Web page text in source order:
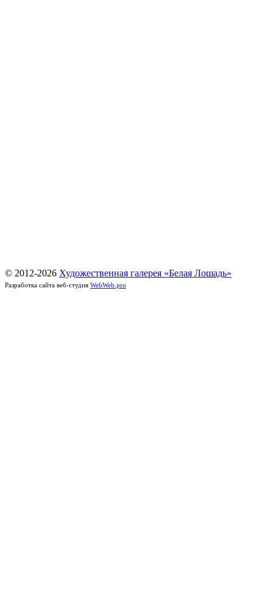
© 2012-2026 Художественная галерея «Белая Лошадь»
Разработка сайта веб-студия WebWeb.pro